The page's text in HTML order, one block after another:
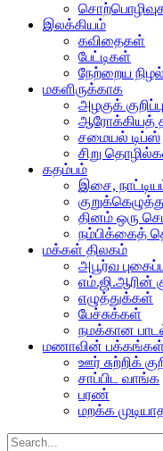
இலக்கியம்
கவிதைகள்
பேட்டிகள்
நேற்றைய நிழல்
மகளிருக்காக
அழகுக் குறிப்பு
ஆரோக்கியத்
சமையல் டிப்ஸ்
சிறு
கதம்பம்
இசை,
தினம் ஒரு
நம்பிக்கைத்
மக்கள் திலகம்
அபூர்வ
எம்.ஜி.ஆரின்
எழுத்துக்கள்
பேச்சுக்கள்
நமக்கான
மணாவின் பக்கங்கள்
ஊர் சுற்றிக்
சாப்பிட வாங்க
பரண்
மறக்க